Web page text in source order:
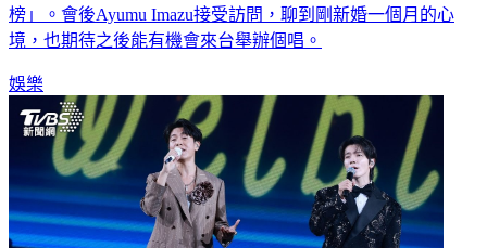
榜」。會後Ayumu Imazu接受訪問，聊到剛新婚一個月的心
境，也期待之後能有機會來台舉辦個唱。
娛樂